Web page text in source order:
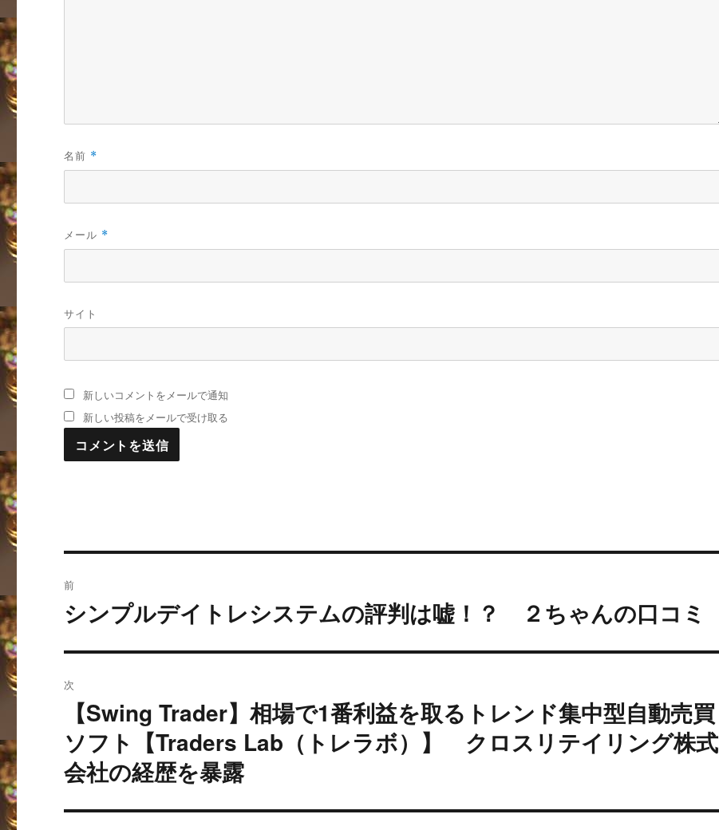
名前 *
メール *
サイト
新しいコメントをメールで通知
新しい投稿をメールで受け取る
稿
ゲ
ー
シ
ョ
前
過
の
投
稿:
シンプルデイトレシステムの評判は嘘！？ ２ちゃんの口コミ
次
の
投
稿:
【Swing Trader】相場で1番利益を取るトレンド集中型自動売買
ソフト【Traders Lab（トレラボ）】 クロスリテイリング株式
会社の経歴を暴露